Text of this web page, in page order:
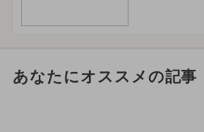
あなたにオススメの記事